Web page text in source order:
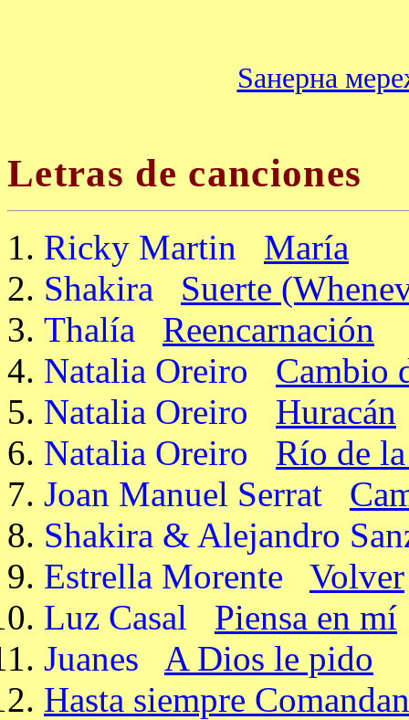
Ѕанерна
Letras de canciones
Ricky Martin
María
Shakira
Suerte
Thalía
Reencarnación
Natalia Oreiro
Cambio
Natalia Oreiro
Huracán
Natalia Oreiro
Río de
Joan Manuel Serrat
Shakira & Alejandro
Estrella Morente
Volver
Luz Casal
Piensa en mí
Juanes
A Dios le pido
Hasta siempre